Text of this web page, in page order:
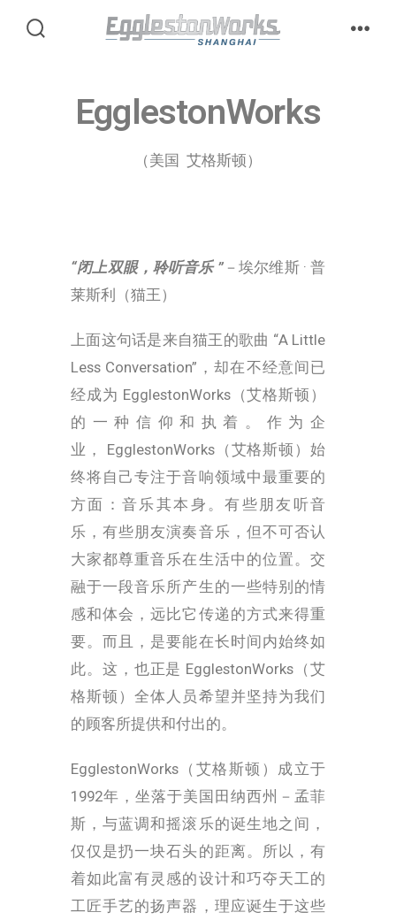
经销商查询EgglestonWorks
（美国 艾格斯顿）
“闭上双眼，聆听音乐 ”－ 埃尔维斯 · 普
莱斯利（猫王）
上面这句话是来自猫王的歌曲 “A Little
Less Conversation”，却在不经意间已
经成为 EgglestonWorks（艾格斯顿）
的一种信仰和执着。作为企
业，
EgglestonWorks（艾格斯顿）始
终将自己专注于音响领域中最重要的
方面：音乐其本身。有些朋友听音
乐，有些朋友演奏音乐，但不可否认
大家都尊重音乐在生活中的位置。交
融于一段音乐所产生的一些特别的情
感和体会，远比它传递的方式来得重
要。而且，是要能在长时间内始终如
此。 这，也正是 EgglestonWorks（艾
格斯顿）全体人员希望并坚持为我们
的顾客所提供和付出的。
EgglestonWorks（艾格斯顿）成立于
1992年， 坐落于美国田纳西州－孟菲
斯，与蓝调和摇滚乐的诞生地之间，
仅仅是扔一块石头的距离。所以，有
着如此富有灵感的设计和巧夺天工的
工匠手艺的扬声器，理应诞生于这些